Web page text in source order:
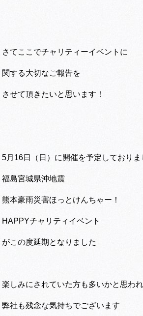
さてここでチャリティーイベントに
関する大切なご報告を
させて頂きたいと思います！
5月16日（日）に開催を予定しておりま
福島宮城県沖地震
熊本豪雨災害ほっとけんちゃー！
HAPPYチャリティイベント
がこの度延期となりました
楽しみにされていた方も多いかと思わ
弊社も残念な気持ちでございます